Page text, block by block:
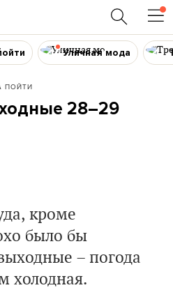
Уличная мода
ПОЙТИ
28–29
кроме
было бы
– погода
холодная.